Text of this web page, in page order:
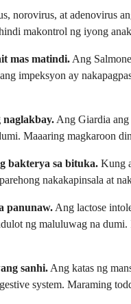
norovirus, at adenovirus
makontrol ng iyong
mas matindi. Ang
impeksyon ay
naglakbay. Ang Giardia ang
Maaaring magkaroon
bakterya sa bituka. Kung
nakakapinsala at
panunaw. Ang lactose
ng maluluwag na
sanhi. Ang katas ng
system. Maraming